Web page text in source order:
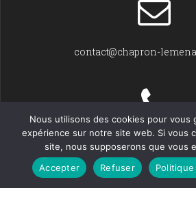
contact@chapron-
+33 (0)2 31 22 02 55
Nous utilisons des cookies pour vous
expérience sur notre site web. Si vous
site, nous supposerons que vous
Accepter
Refuser